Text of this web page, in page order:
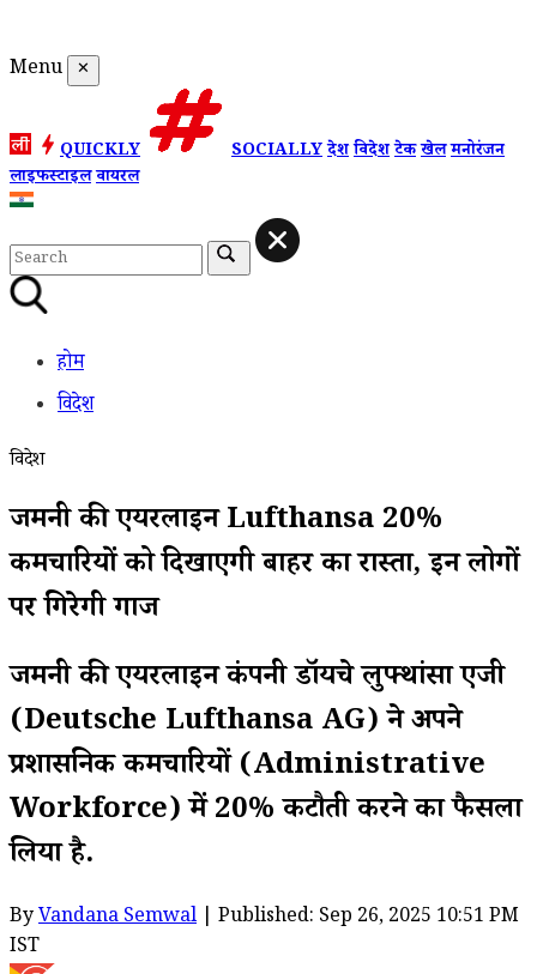
Menu ✕
QUICKLY SOCIALLYदेशविदेशटेकखेलमनोरंजन
लाइफस्टाइलवायरल
होम
विदेश
विदेश
जर्मनी की एयरलाइन Lufthansa 20%
कर्मचारियों को दिखाएगी बाहर का रास्ता, इन लोगों
पर गिरेगी गाज
जर्मनी की एयरलाइन कंपनी डॉयचे लुफ्थांसा एजी
(Deutsche Lufthansa AG) ने अपने
प्रशासनिक कर्मचारियों (Administrative
Workforce) में 20% कटौती करने का फैसला
लिया है.
ByVandana Semwal | Published: Sep 26, 2025 10:51 PM
IST